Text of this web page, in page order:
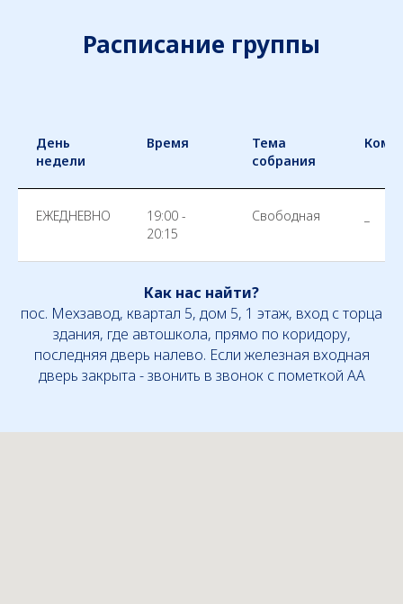
Расписание группы
День
недели
Время
Тема
собрания
ЕЖЕДНЕВНО
19:00 -
20:15
Свободная
Как нас найти?
пос. Мехзавод, квартал 5, дом 5, 1 этаж, вход с торца
здания, где автошкола, прямо по коридору,
последняя дверь налево. Если железная входная
дверь закрыта - звонить в звонок с пометкой АА